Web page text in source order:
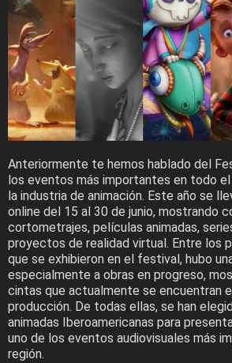
Anteriormente te hemos hablado del
los eventos más importantes en todo
la industria de animación. Este año se
online del 15 al 30 de junio, mostrando
cortometrajes, películas animadas,
proyectos de realidad virtual. Entre los
que se exhibieron en el festival, hubo
especialmente a obras en progreso,
cintas que actualmente se encuentran
producción. De todas ellas, se han
animadas Iberoamericanas para
uno de los eventos audiovisuales más
región.